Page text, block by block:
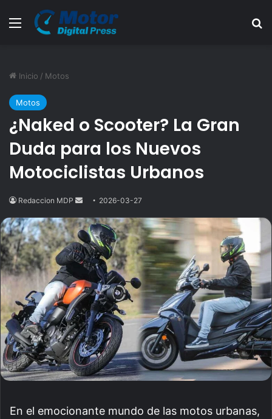
Menú
Inicio / Motos
Motos
¿Naked o Scooter? La Gran
Duda para los Nuevos
Motociclistas Urbanos
Redaccion MDP
Send
email
2026-03-27
En el emocionante mundo de las motos urbanas,